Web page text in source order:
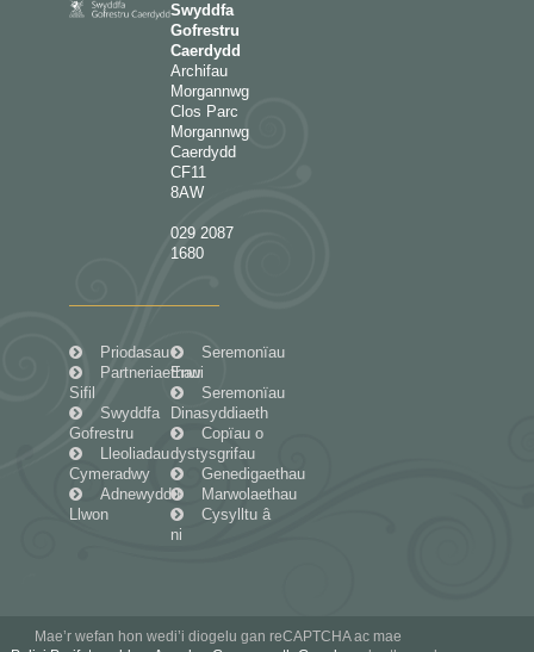
Swyddfa
Gofrestru
Caerdydd
Archifau
Morgannwg
Clos Parc
Morgannwg
Caerdydd
CF11
8AW
029 2087
1680
Priodasau
Partneriaethau
Sifil
Swyddfa
Gofrestru
Lleoliadau
Cymeradwy
Adnewyddu
Llwon
Seremonïau
Enwi
Seremonïau
Dinasyddiaeth
Copïau o
dystysgrifau
Genedigaethau
Marwolaethau
Cysylltu â
ni
Mae’r wefan hon wedi’i diogelu gan reCAPTCHA ac mae